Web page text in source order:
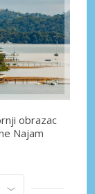
obrazac
Najam